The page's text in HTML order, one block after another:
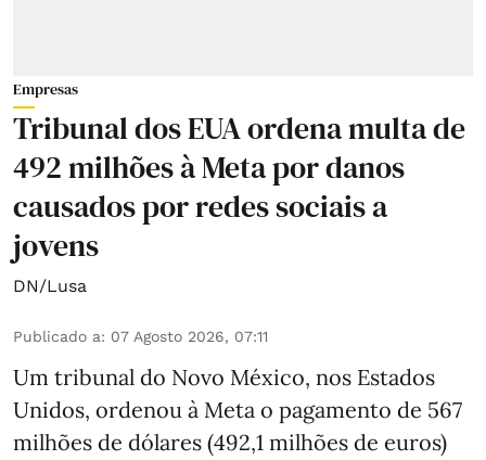
Empresas
Tribunal dos EUA ordena multa de
492 milhões à Meta por danos
causados por redes sociais a
jovens
DN/Lusa
Publicado a: 07 Agosto 2026, 07:11
Um tribunal do Novo México, nos Estados
Unidos, ordenou à Meta o pagamento de 567
milhões de dólares (492,1 milhões de euros)